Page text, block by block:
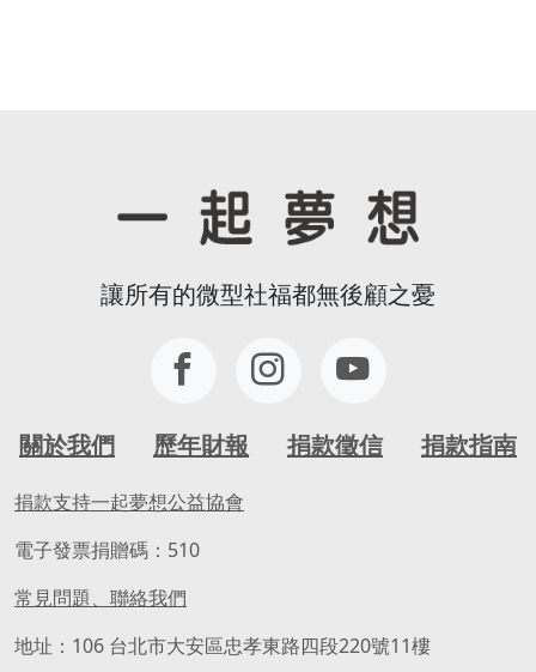
讓所有的微型社福都無後顧之憂
關於我們 歷年財報 捐款徵信 捐款指南
捐款支持一起夢想公益協會
電子發票捐贈碼：510
常見問題、聯絡我們
地址：106 台北市大安區忠孝東路四段220號11樓